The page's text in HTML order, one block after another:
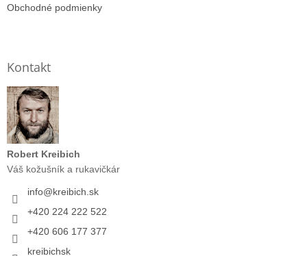
Obchodné podmienky
Kontakt
Robert Kreibich
Váš kožušník a rukavičkár
info@kreibich.sk
+420 224 222 522
+420 606 177 377
kreibichsk